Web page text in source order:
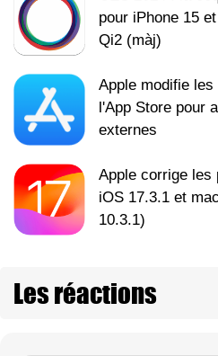
pour iPhone 15
Qi2 (màj)
Apple modifie
l'App Store pour
externes
Apple corrige les
iOS 17.3.1 et
10.3.1)
Les réactions